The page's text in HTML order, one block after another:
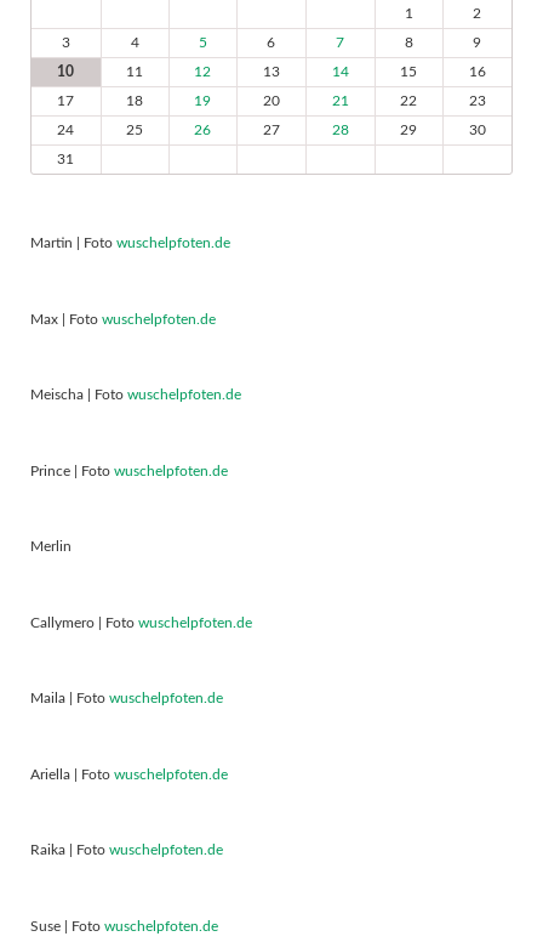
1
2
3
4 5 6 7 8
9
10
11 12 13 14 15
16
17
18 19 20 21 22
23
24
25 26 27 28 29
30
31
Martin | Foto wuschelpfoten.de
Max | Foto wuschelpfoten.de
Meischa | Foto wuschelpfoten.de
Prince | Foto wuschelpfoten.de
Merlin
Callymero | Foto wuschelpfoten.de
Maila | Foto wuschelpfoten.de
Ariella | Foto wuschelpfoten.de
Raika | Foto wuschelpfoten.de
Suse | Foto wuschelpfoten.de